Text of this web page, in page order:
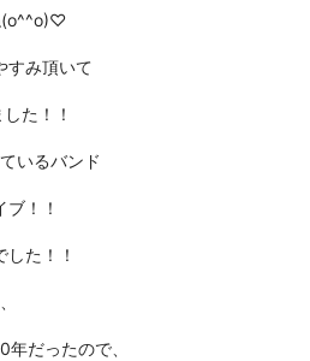
(o^^o)♡
すみ頂いて
た！！
いるバンド
！！
た！！
だったので、